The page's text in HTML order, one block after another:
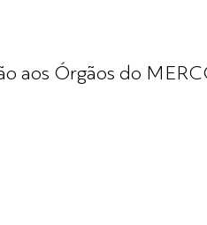
aos Órgãos do